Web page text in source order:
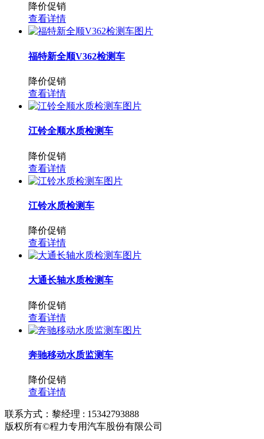
降价促销
查看详情
福特新全顺V362检测车
降价促销
查看详情
江铃全顺水质检测车
降价促销
查看详情
江铃水质检测车
降价促销
查看详情
大通长轴水质检测车
降价促销
查看详情
奔驰移动水质监测车
降价促销
查看详情
联系方式：黎经理 : 15342793888
版权所有©程力专用汽车股份有限公司